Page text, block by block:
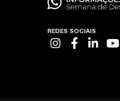
REDES SOCIAIS